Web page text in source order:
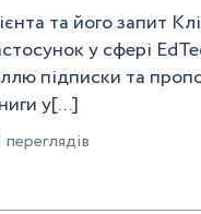
та його запит
у сфері
підписки та
у[...]
переглядів